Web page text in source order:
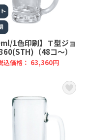
1色印刷】Ｔ型ジョ
（48コ～）
込価格： 63,360円